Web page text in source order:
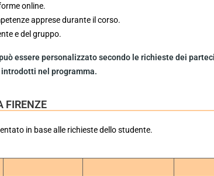
online.
apprese durante il corso.
e del gruppo.
essere personalizzato secondo le richieste dei
nel programma.
FIRENZE
in base alle richieste dello studente.